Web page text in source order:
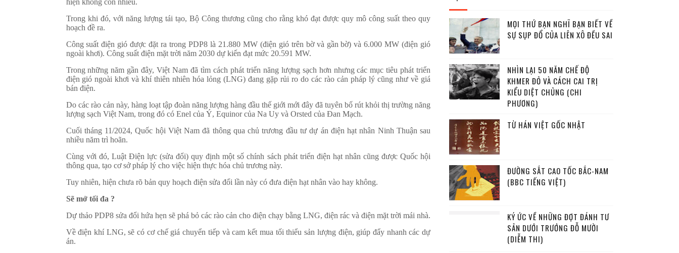
hiện không còn nhiều.
Trong khi đó, với năng lượng tái tạo, Bộ Công thương cũng cho rằng khó đạt được quy mô công suất theo quy
hoạch đề ra.
Công suất điện gió được đặt ra trong PDP8 là 21.880 MW (điện gió trên bờ và gần bờ) và 6.000 MW (điện gió
ngoài khơi). Công suất điện mặt trời năm 2030 dự kiến đạt mức 20.591 MW.
Trong những năm gần đây, Việt Nam đã tìm cách phát triển năng lượng sạch hơn nhưng các mục tiêu phát triển
điện gió ngoài khơi và khí thiên nhiên hóa lỏng (LNG) đang gặp rủi ro do các rào cản pháp lý cũng như về giá
bán điện.
Do các rào cản này, hàng loạt tập đoàn năng lượng hàng đầu thế giới mới đây đã tuyên bố rút khỏi thị trường năng
lượng sạch Việt Nam, trong đó có Enel của Ý, Equinor của Na Uy và Orsted của Đan Mạch.
Cuối tháng 11/2024, Quốc hội Việt Nam đã thông qua chủ trương đầu tư dự án điện hạt nhân Ninh Thuận sau
nhiều năm trì hoãn.
Cùng với đó, Luật Điện lực (sửa đổi) quy định một số chính sách phát triển điện hạt nhân cũng được Quốc hội
thông qua, tạo cơ sở pháp lý cho việc hiện thực hóa chủ trương này.
Tuy nhiên, hiện chưa rõ bản quy hoạch điện sửa đổi lần này có đưa điện hạt nhân vào hay không.
Sẽ mở tối đa ?
Dự thảo PDP8 sửa đổi hứa hẹn sẽ phá bỏ các rào cản cho điện chạy bằng LNG, điện rác và điện mặt trời mái nhà.
Về điện khí LNG, sẽ có cơ chế giá chuyển tiếp và cam kết mua tối thiểu sản lượng điện, giúp đẩy nhanh các dự
án.
MỌI THỨ BẠN NGHĨ BẠN BIẾT VỀ
SỰ SỤP ĐỔ CỦA LIÊN XÔ ĐỀU SAI
NHÌN LẠI 50 NĂM CHẾ ĐỘ
KHMER ĐỎ VÀ CÁCH CAI TRỊ
KIỂU DIỆT CHỦNG (CHI
PHƯƠNG)
TỪ HÁN VIỆT GỐC NHẬT
ĐƯỜNG SẮT CAO TỐC BẮC-NAM
(BBC TIẾNG VIỆT)
KÝ ỨC VỀ NHỮNG ĐỢT ĐÁNH TƯ
SẢN DƯỚI TRƯỚNG ĐỖ MƯỜI
(DIỄM THI)